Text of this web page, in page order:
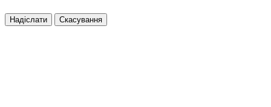
Надіслати Скасування